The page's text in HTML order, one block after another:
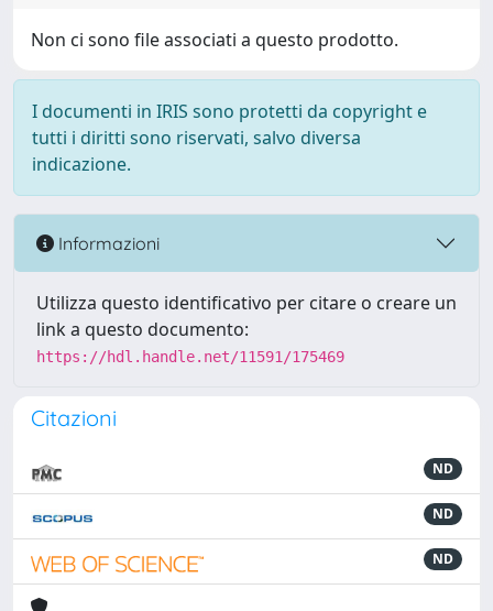
Non ci sono file associati a questo prodotto.
I documenti in IRIS sono protetti da copyright e
tutti i diritti sono riservati, salvo diversa
indicazione.
Informazioni
Utilizza questo identificativo per citare o creare un
link a questo documento:
https://hdl.handle.net/11591/175469
Citazioni
ND
ND
ND